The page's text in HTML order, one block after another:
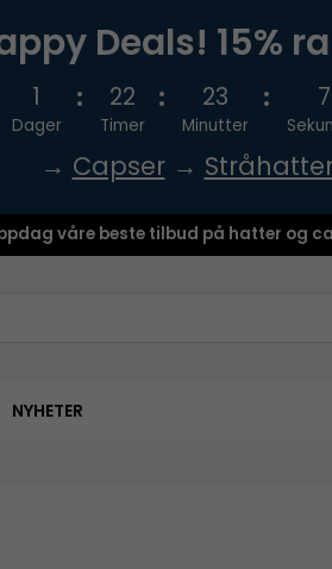
Deals! 15%
1
Dager
22
Timer
23
Minutter
6
→ Capser→
våre beste tilbud på hatter og
NYHETER